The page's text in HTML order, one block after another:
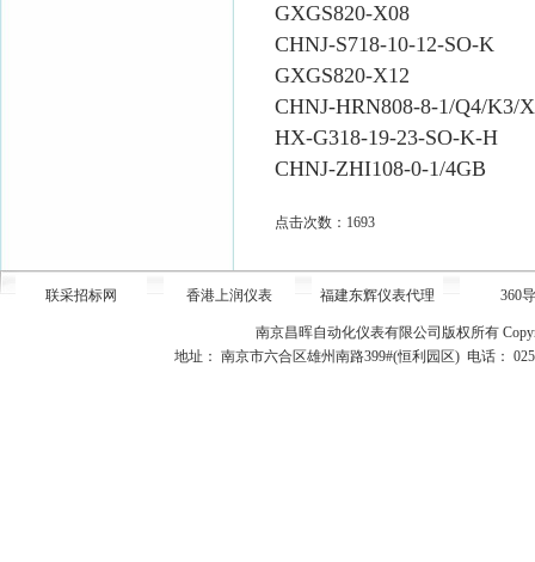
GXGS820-X08
CHNJ-S718-10-12-SO-K
GXGS820-X12
CHNJ-HRN808-8-1/Q4/K3/
HX-G318-19-23-SO-K-H
CHNJ-ZHI108-0-1/4GB
点击次数：1693
联采招标网 香港上润仪表 福建东辉仪表代理 360
南京昌晖自动化仪表有限公司版权所有
地址： 南京市六合区雄州南路399#(恒利园区) 电话：